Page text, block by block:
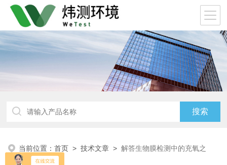
当前位置：首页 >技术文章 >解答生物膜检测中的充氧之
谜！